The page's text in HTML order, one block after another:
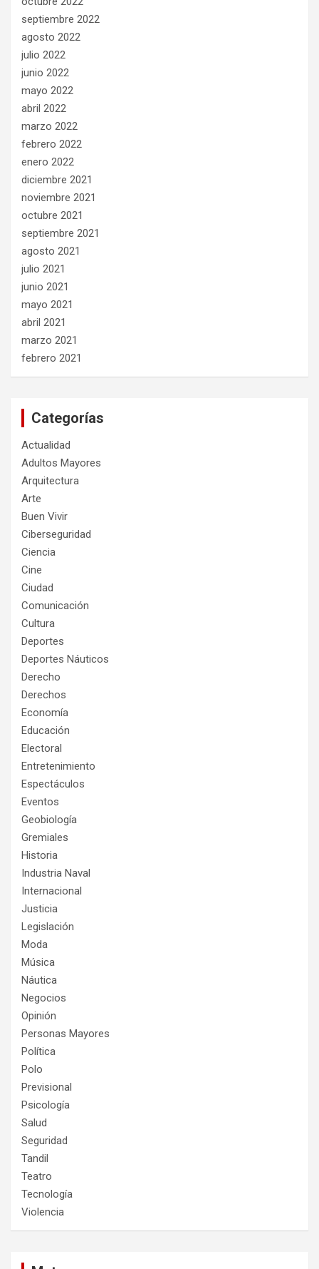
septiembre 2022
agosto 2022
julio 2022
junio 2022
mayo 2022
abril 2022
marzo 2022
febrero 2022
enero 2022
diciembre 2021
noviembre 2021
octubre 2021
septiembre 2021
agosto 2021
julio 2021
junio 2021
mayo 2021
abril 2021
marzo 2021
febrero 2021
Categorías
Actualidad
Adultos Mayores
Arquitectura
Arte
Buen Vivir
Ciberseguridad
Ciencia
Cine
Ciudad
Comunicación
Cultura
Deportes
Deportes Náuticos
Derecho
Derechos
Economía
Educación
Electoral
Entretenimiento
Espectáculos
Eventos
Geobiología
Gremiales
Historia
Industria Naval
Internacional
Justicia
Legislación
Moda
Música
Náutica
Negocios
Opinión
Personas Mayores
Política
Polo
Previsional
Psicología
Salud
Seguridad
Tandil
Teatro
Tecnología
Violencia